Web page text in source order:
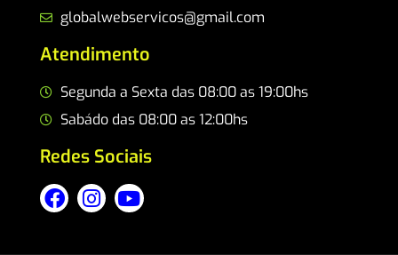
globalwebservicos@gmail.com
Atendimento
Segunda a Sexta das 08:00 as 19:00hs
Sabádo das 08:00 as 12:00hs
Redes Sociais